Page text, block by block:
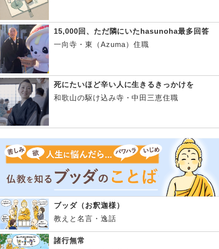
15,000回、ただ隣にいたhasunoha最多回答
一向寺・東（Azuma）住職
死にたいほど辛い人に生きるきっかけを
和歌山の駆け込み寺・中田三恵住職
ブッダ（お釈迦様）
教えと名言・逸話
諸行無常